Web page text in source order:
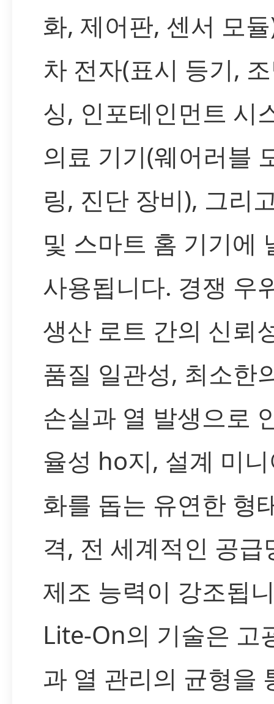
화, 제어판, 센서 모
차 전자(표시 등기,
싱, 인포테인먼트 시
의료 기기(웨어러블
링, 진단 장비), 그리
및 스마트 홈 기기에
사용됩니다. 경쟁 우
생산 로트 간의 신뢰
품질 일관성, 최소한
손실과 열 발생으로
율성 ho지, 설계 미
화를 돕는 유연한 형
격, 전 세계적인 공급
제조 능력이 강조됩
Lite-On의 기술은 고
과 열 관리의 균형을